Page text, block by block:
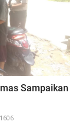
Sampaikan
1606